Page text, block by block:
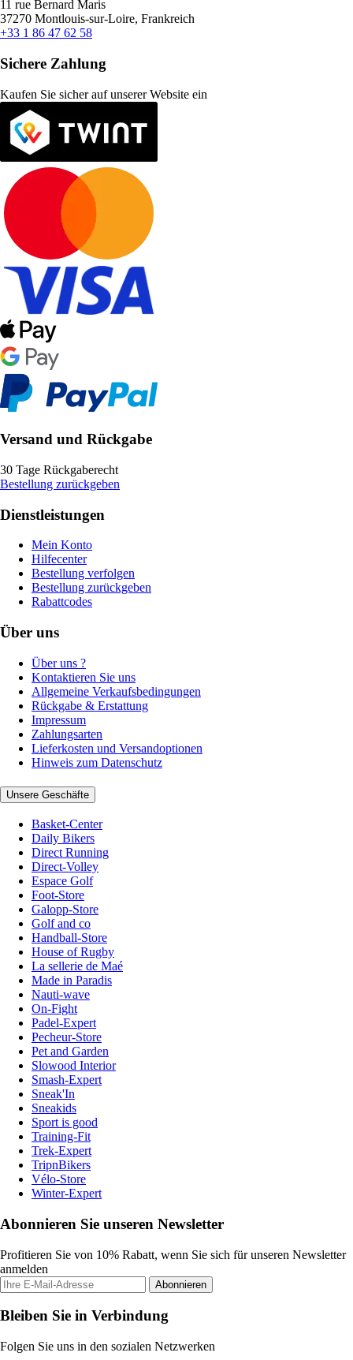
11 rue Bernard Maris
37270 Montlouis-sur-Loire, Frankreich
+33 1 86 47 62 58
Sichere Zahlung
Kaufen Sie sicher auf unserer Website ein
Versand und Rückgabe
30 Tage Rückgaberecht
Bestellung zurückgeben
Dienstleistungen
Mein Konto
Hilfecenter
Bestellung verfolgen
Bestellung zurückgeben
Rabattcodes
Über uns
Über uns ?
Kontaktieren Sie uns
Allgemeine Verkaufsbedingungen
Rückgabe & Erstattung
Impressum
Zahlungsarten
Lieferkosten und Versandoptionen
Hinweis zum Datenschutz
Unsere Geschäfte
Basket-Center
Daily Bikers
Direct Running
Direct-Volley
Espace Golf
Foot-Store
Galopp-Store
Golf and co
Handball-Store
House of Rugby
La sellerie de Maé
Made in Paradis
Nauti-wave
On-Fight
Padel-Expert
Pecheur-Store
Pet and Garden
Slowood Interior
Smash-Expert
Sneak'In
Sneakids
Sport is good
Training-Fit
Trek-Expert
TripnBikers
Vélo-Store
Winter-Expert
Abonnieren Sie unseren Newsletter
Profitieren Sie von 10% Rabatt, wenn Sie sich für unseren Newsletter
anmelden
Abonnieren
Bleiben Sie in Verbindung
Folgen Sie uns in den sozialen Netzwerken